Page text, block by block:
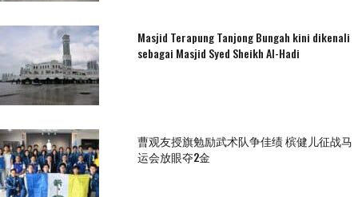
Masjid Terapung Tanjong Bungah kini dikenali
sebagai Masjid Syed Sheikh Al-Hadi
曹观友授旗勉励武术队争佳绩 槟健儿征战马
运会放眼夺2金